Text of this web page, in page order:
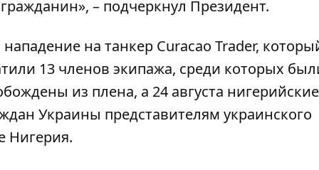
– подчеркнул Президент.
на танкер Curacao Trader,
13 членов экипажа, среди которых
из плена, а 24 августа нигерийские
Украины представителям украинского
Нигерия.